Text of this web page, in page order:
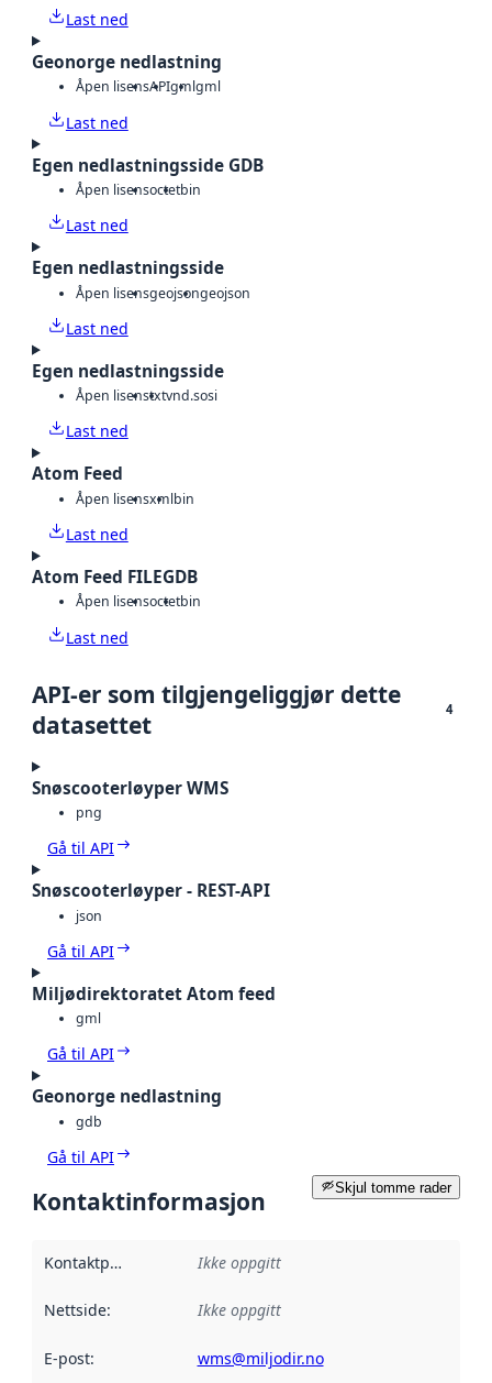
Last ned
Geonorge nedlastning
Åpen lisensAPIgmlgml
Last ned
Egen nedlastningsside GDB
Åpen lisensoctetbin
Last ned
Egen nedlastningsside
Åpen lisensgeojsongeojson
Last ned
Egen nedlastningsside
Åpen lisenstxtvnd.sosi
Last ned
Atom Feed
Åpen lisensxmlbin
Last ned
Atom Feed FILEGDB
Åpen lisensoctetbin
Last ned
API-er som tilgjengeliggjør dette
datasettet
4
Snøscooterløyper WMS
png
Gå til API
Snøscooterløyper - REST-API
json
Gå til API
Miljødirektoratet Atom feed
gml
Gå til API
Geonorge nedlastning
gdb
Gå til API
Skjul tomme rader
Kontaktinformasjon
Kontaktpunkt Ikke oppgitt
Nettside: Ikke oppgitt
E-post: wms@miljodir.no